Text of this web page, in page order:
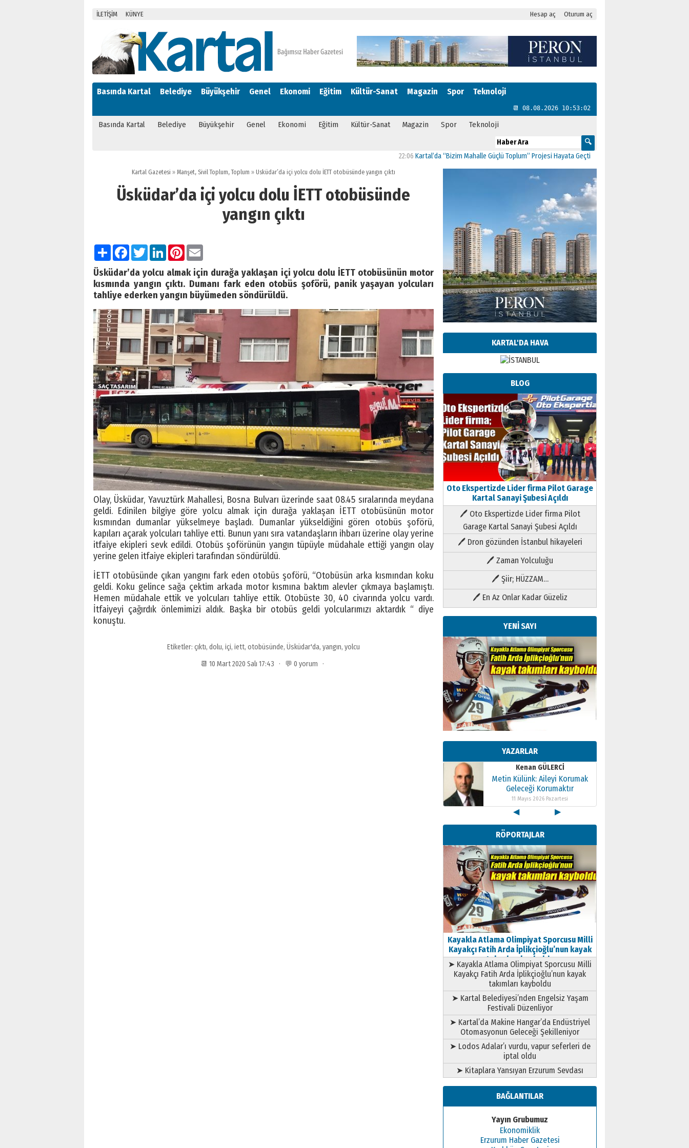
İLETİŞİM KÜNYE Hesap aç Oturum aç
Basında Kartal Belediye Büyükşehir Genel Ekonomi Eğitim Kültür-Sanat Magazin Spor Teknoloji
📆 08.08.2026 10:53:03
Basında Kartal Belediye Büyükşehir Genel Ekonomi Eğitim Kültür-Sanat Magazin Spor Teknoloji
Kartal’da “Bizim Mahalle Güçlü Toplum” Projesi Hayata Geçti 11:41CHP Kartal’da Gülşen Neşe Büklü
Kartal Gazetesi » Manşet, Sivil Toplum,Toplum » Üsküdar’da içi yolcu dolu İETT otobüsünde yangın çıktı
Üsküdar’da içi yolcu dolu İETT otobüsünde
yangın çıktı
PaylaşFacebook
TwitterLinkedInPinterest
Üsküdar’da yolcu almak için durağa yaklaşan içi yolcu dolu İETT otobüsünün motor
kısmında yangın çıktı. Dumanı fark eden otobüs şoförü, panik yaşayan yolcuları
tahliye ederken yangın büyümeden söndürüldü.
Olay, Üsküdar, Yavuztürk Mahallesi, Bosna Bulvarı üzerinde saat 08.45 sıralarında meydana
geldi. Edinilen bilgiye göre yolcu almak için durağa yaklaşan İETT otobüsünün motor
kısmından dumanlar yükselmeye başladı. Dumanlar yükseldiğini gören otobüs şoförü,
kapıları açarak yolcuları tahliye etti. Bunun yanı sıra vatandaşların ihbarı üzerine olay yerine
itfaiye ekipleri sevk edildi. Otobüs şoförünün yangın tüpüyle müdahale ettiği yangın olay
yerine gelen itfaiye ekipleri tarafından söndürüldü.
İETT otobüsünde çıkan yangını fark eden otobüs şoförü, “Otobüsün arka kısmından koku
geldi. Koku gelince sağa çektim arkada motor kısmına baktım alevler çıkmaya başlamıştı.
Hemen müdahale ettik ve yolcuları tahliye ettik. Otobüste 30, 40 civarında yolcu vardı.
İtfaiyeyi çağırdık önlemimizi aldık. Başka bir otobüs geldi yolcularımızı aktardık “ diye
konuştu.
Etiketler: çıktı, dolu, içi, iett, otobüsünde, Üsküdar'da, yangın, yolcu
📆 10 Mart 2020 Salı 17:43 · 💬 0 yorum ·
KARTAL'DA HAVA
BLOG
Oto Ekspertizde Lider firma Pilot Garage
Kartal Sanayi Şubesi Açıldı
🖊 Oto Ekspertizde Lider firma Pilot
Garage Kartal Sanayi Şubesi Açıldı
🖊 Dron gözünden İstanbul hikayeleri
🖊 Zaman Yolculuğu
🖊 Şiir; HÜZZAM…
🖊 En Az Onlar Kadar Güzeliz
YENİ SAYI
YAZARLAR
Kenan GÜLERCİ
Metin Külünk: Aileyi Korumak
Geleceği Korumaktır
11 Mayıs 2026 Pazartesi
Kenan GÜLERCİ
Metin Külünk: Aileyi Korumak
Geleceği Korumaktır
11 Mayıs 2026 Pazartesi
Kenan GÜLERCİ
Metin Külünk: Aileyi Korumak
Geleceği Korumaktır
11 Mayıs 2026 Pazartesi
◀ ▶
RÖPORTAJLAR
Kayakla Atlama Olimpiyat Sporcusu Milli
Kayakçı Fatih Arda İplikçioğlu’nun kayak
takımları kayboldu
➤ Kayakla Atlama Olimpiyat Sporcusu Milli
Kayakçı Fatih Arda İplikçioğlu’nun kayak
takımları kayboldu
➤ Kartal Belediyesi’nden Engelsiz Yaşam
Festivali Düzenliyor
➤ Kartal’da Makine Hangar’da Endüstriyel
Otomasyonun Geleceği Şekilleniyor
➤ Lodos Adalar’ı vurdu, vapur seferleri de
iptal oldu
➤ Kitaplara Yansıyan Erzurum Sevdası
BAĞLANTILAR
Yayın Grubumuz
Ekonomiklik
Erzurum Haber Gazetesi